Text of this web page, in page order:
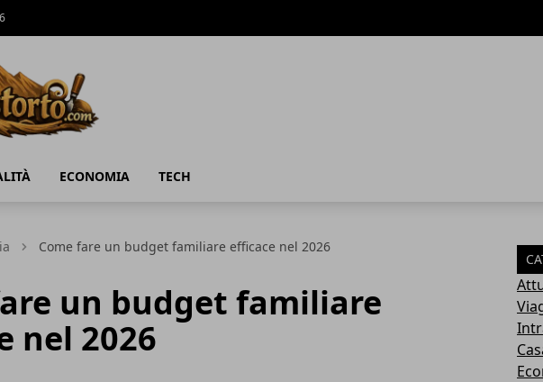
ECONOMIA TECH
Come fare un budget familiare efficace nel 2026
un budget familiare
nel 2026